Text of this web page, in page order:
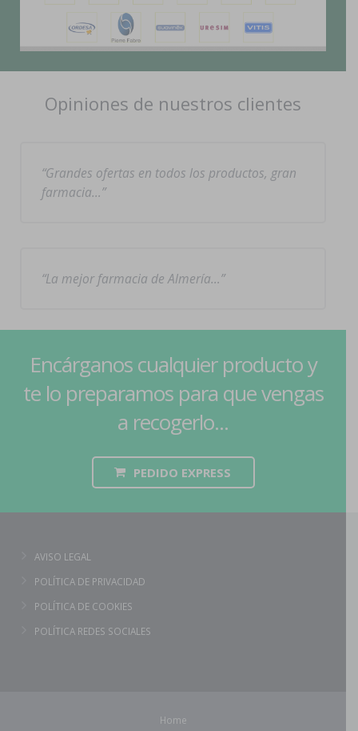
Opiniones de nuestros clientes
Grandes ofertas en todos los productos, gran
farmacia…
La mejor farmacia de Almería…
Encárganos cualquier producto y
te lo preparamos para que vengas
a recogerlo...
PEDIDO EXPRESS
AVISO LEGAL
POLÍTICA DE PRIVACIDAD
POLÍTICA DE COOKIES
POLÍTICA REDES SOCIALES
Home